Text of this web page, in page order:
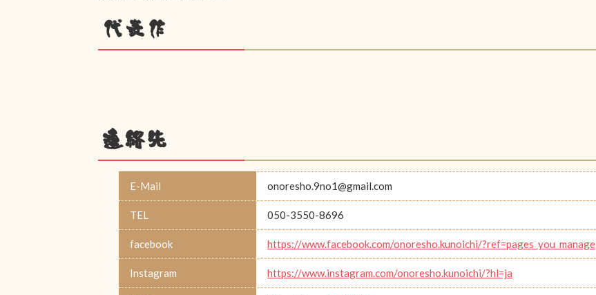
代表作
連絡先
E-Mail onoresho.9no1@gmail.com
TEL 050-3550-8696
facebook https://www.facebook.com/onoresho.kunoichi/?ref=pages_you_manage
Instagram https://www.instagram.com/onoresho.kunoichi/?hl=ja